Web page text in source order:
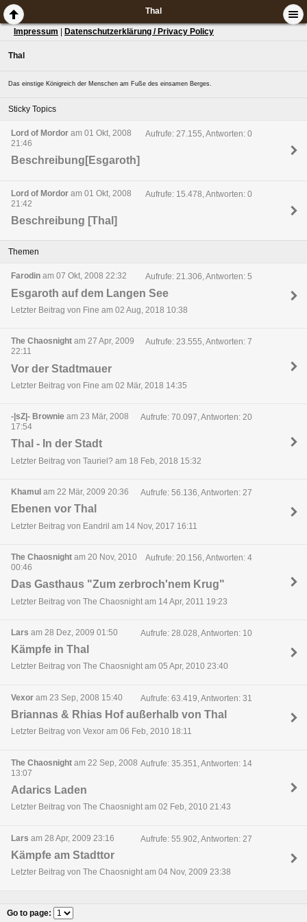
Thal
Impressum Datenschutzerklärung / Privacy Policy
Thal
Das einstige Königreich der Menschen am Fuße des einsamen Berges.
Sticky Topics
Lord of Mordor am 01 Okt, 2008
21:46
Aufrufe: 27.155, Antworten: 0
Beschreibung[Esgaroth]
Lord of Mordor am 01 Okt, 2008
21:42
Aufrufe: 15.478, Antworten: 0
Beschreibung [Thal]
Themen
Farodin am 07 Okt, 2008 22:32 Aufrufe: 21.306, Antworten: 5
Esgaroth auf dem Langen See
Letzter Beitrag von Fine am 02 Aug, 2018 10:38
The Chaosnight am 27 Apr, 2009
22:11
Aufrufe: 23.555, Antworten: 7
Vor der Stadtmauer
Letzter Beitrag von Fine am 02 Mär, 2018 14:35
-|sZ|- Brownie am 23 Mär, 2008
17:54
Aufrufe: 70.097, Antworten: 20
Thal - In der Stadt
Letzter Beitrag von Tauriel? am 18 Feb, 2018 15:32
Khamul am 22 Mär, 2009 20:36 Aufrufe: 56.136, Antworten: 27
Ebenen vor Thal
Letzter Beitrag von Eandril am 14 Nov, 2017 16:11
The Chaosnight am 20 Nov, 2010
00:46
Aufrufe: 20.156, Antworten: 4
Das Gasthaus "Zum zerbroch'nem Krug"
Letzter Beitrag von The Chaosnight am 14 Apr, 2011 19:23
Lars am 28 Dez, 2009 01:50 Aufrufe: 28.028, Antworten: 10
Kämpfe in Thal
Letzter Beitrag von The Chaosnight am 05 Apr, 2010 23:40
Vexor am 23 Sep, 2008 15:40 Aufrufe: 63.419, Antworten: 31
Briannas & Rhias Hof außerhalb von Thal
Letzter Beitrag von Vexor am 06 Feb, 2010 18:11
The Chaosnight am 22 Sep, 2008
13:07
Aufrufe: 35.351, Antworten: 14
Adarics Laden
Letzter Beitrag von The Chaosnight am 02 Feb, 2010 21:43
Lars am 28 Apr, 2009 23:16 Aufrufe: 55.902, Antworten: 27
Kämpfe am Stadttor
Letzter Beitrag von The Chaosnight am 04 Nov, 2009 23:38
Go to page: